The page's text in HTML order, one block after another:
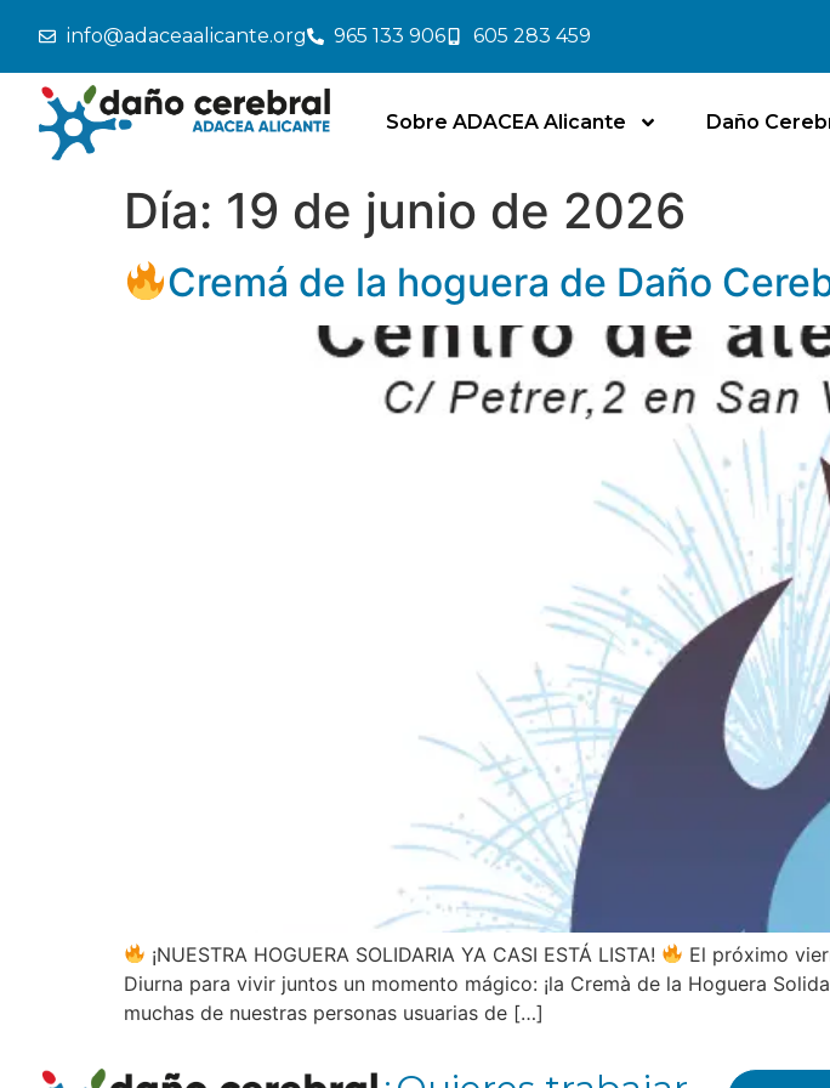
info@adaceaalicante.org 965 133 906 605 283 459
Sobre ADACEA Alicante Daño
Día: 19 de junio de 2026
Cremá de la hoguera de Daño
¡NUESTRA HOGUERA SOLIDARIA YA CASI ESTÁ LISTA!
El próximo
Diurna para vivir juntos un momento mágico: ¡la Cremà de la Hoguera
muchas de nuestras personas usuarias de […]